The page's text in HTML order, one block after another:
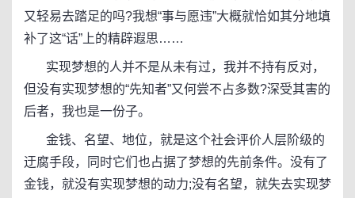
又轻易去踏足的吗?我想“事与愿违”大概就恰如其分地填
补了这“话”上的精辟遐思……
实现梦想的人并不是从未有过，我并不持有反对，
但没有实现梦想的“先知者”又何尝不占多数?深受其害的
后者，我也是一份子。
金钱、名望、地位，就是这个社会评价人层阶级的
迂腐手段，同时它们也占据了梦想的先前条件。没有了
金钱，就没有实现梦想的动力;没有名望，就失去实现梦